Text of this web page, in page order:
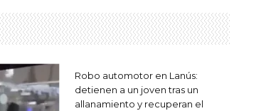
Robo automotor en Lanús:
detienen a un joven tras un
allanamiento y recuperan el